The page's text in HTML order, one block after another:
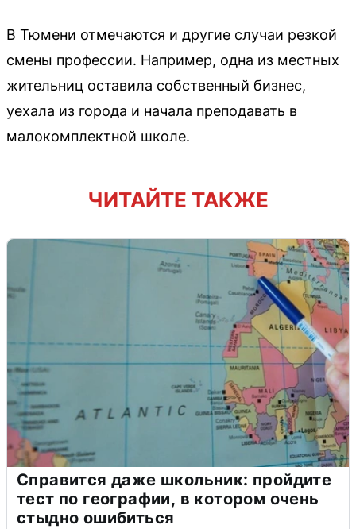
В Тюмени отмечаются и другие случаи резкой
смены профессии. Например, одна из местных
жительниц оставила собственный бизнес,
уехала из города и начала преподавать в
малокомплектной школе.
ЧИТАЙТЕ ТАКЖЕ
Справится даже школьник: пройдите
тест по географии, в котором очень
стыдно ошибиться